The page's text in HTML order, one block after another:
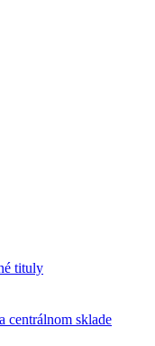
tituly
centrálnom sklade